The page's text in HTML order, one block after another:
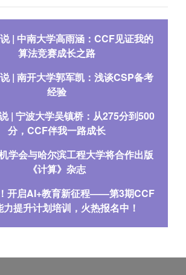
河北农
业大学
承...
河北金
融学院
承...
| 中南大学高雨涵：CCF见证我的
算法竞赛成长之路
| 南开大学郭军凯：浅谈CSP备考
经验
| 宁波大学吴镇桥：从275分到500
分，CCF伴我一路成长
学会与哈尔滨工程大学将合作出版
《计算》杂志
开启AI+教育新征程——第3期CCF
力提升计划培训，火热报名中！